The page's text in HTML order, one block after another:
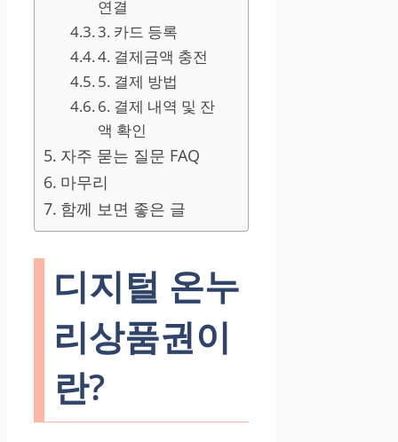
연결
3. 카드 등록
4. 결제금액 충전
5. 결제 방법
6. 결제 내역 및 잔
액 확인
자주 묻는 질문 FAQ
마무리
함께 보면 좋은 글
디지털 온누
리상품권이
란?